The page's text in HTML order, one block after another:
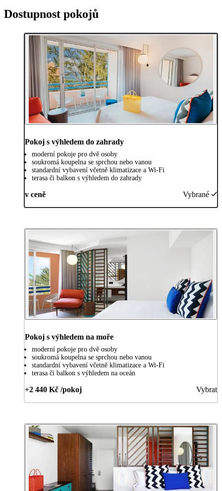
Dostupnost pokojů
Pokoj s výhledem do zahrady
moderní pokoje pro dvě osoby
soukromá koupelna se sprchou nebo vanou
standardní vybavení včetně klimatizace a Wi-Fi
terasa či balkon s výhledem do zahrady
v ceně Vybrané
Pokoj s výhledem na moře
moderní pokoje pro dvě osoby
soukromá koupelna se sprchou nebo vanou
standardní vybavení včetně klimatizace a Wi-Fi
terasa či balkon s výhledem na oceán
+2 440 Kč /pokoj Vybrat